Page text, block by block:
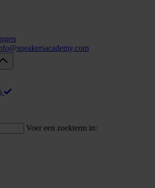
Voer een zoekterm in: